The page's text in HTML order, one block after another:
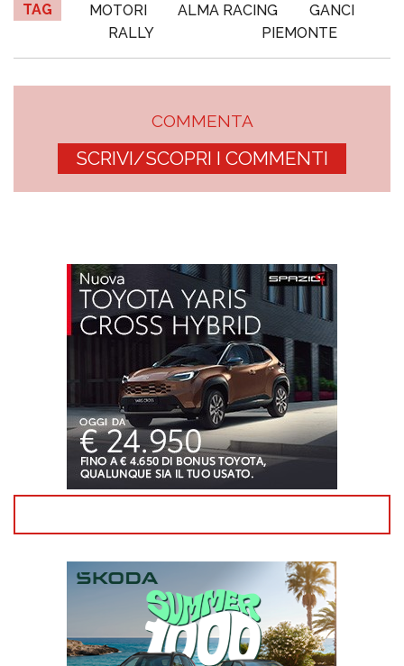
TAG MOTORI ALMA RACING
GANCI
RALLY
PIEMONTE
COMMENTA
SCRIVI/SCOPRI I COMMENTI